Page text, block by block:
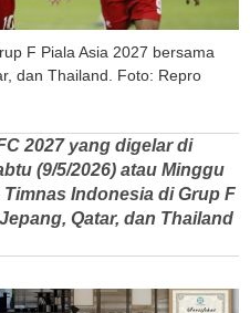
F Piala Asia 2027 bersama
dan Thailand. Foto: Repro
2027 yang digelar di
(9/5/2026) atau Minggu
Indonesia di Grup F
Qatar, dan Thailand